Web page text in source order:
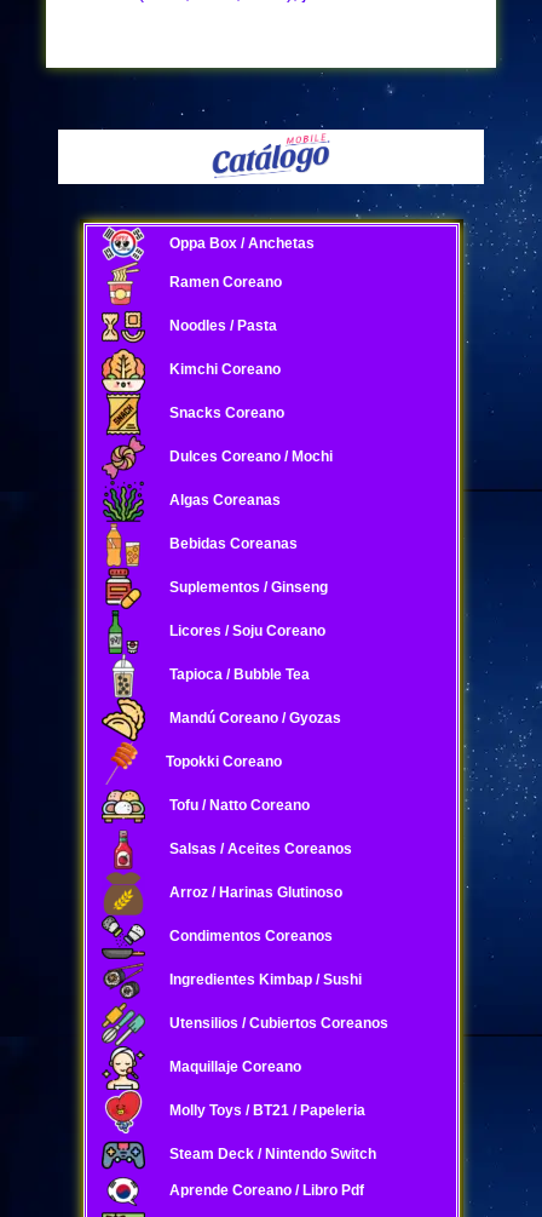
Oppa Box / Anchetas
Ramen Coreano
Noodles / Pasta
Kimchi Coreano
Snacks Coreano
Dulces Coreano / Mochi
Algas Coreanas
Bebidas Coreanas
Suplementos / Ginseng
Licores / Soju Coreano
Tapioca / Bubble Tea
Mandú Coreano / Gyozas
Topokki Coreano
Tofu / Natto Coreano
Salsas / Aceites Coreanos
Arroz / Harinas Glutinoso
Condimentos Coreanos
Ingredientes Kimbap / Sushi
Utensilios / Cubiertos Coreanos
Maquillaje Coreano
Molly Toys / BT21 / Papeleria
Steam Deck / Nintendo Switch
Aprende Coreano / Libro Pdf